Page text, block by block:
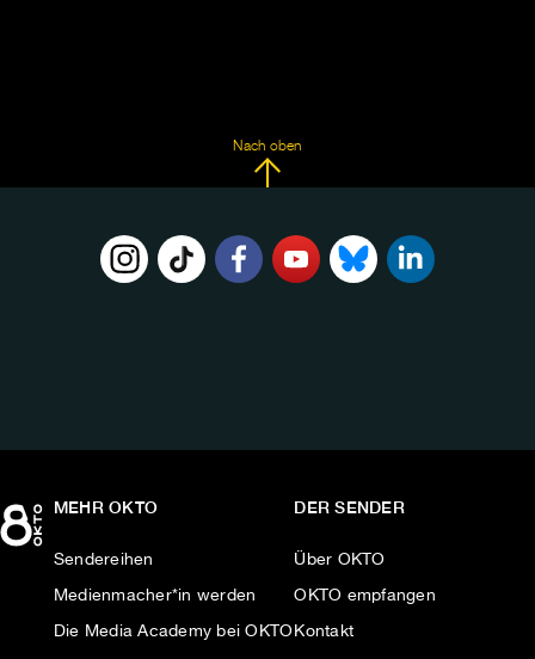
Nach oben
MEHR OKTO
Sendereihen
Medienmacher*in werden
Die Media Academy bei OKTO
DER SENDER
Über OKTO
OKTO empfangen
Kontakt